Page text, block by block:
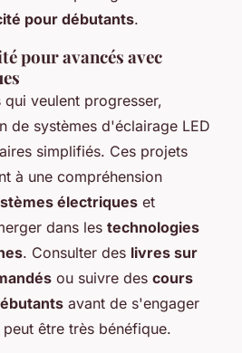
pour débutants.
pour avancés avec
qui veulent progresser,
de systèmes d'éclairage LED
simplifiés. Ces projets
à une compréhension
électriques et
dans les technologies
. Consulter des livres sur
ou suivre des cours
avant de s'engager
être très bénéfique.